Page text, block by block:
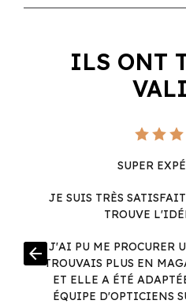
ILS ONT
SUPER
JE SUIS TRÈS
TROUVE
J'AI PU ME PROCURER
TROUVAIS PLUS EN
ET ELLE A ÉTÉ
ÉQUIPE D'OPTICIENS
arrow_back